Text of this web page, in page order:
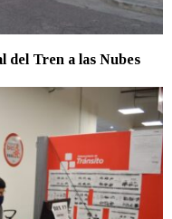
del Tren a las Nubes